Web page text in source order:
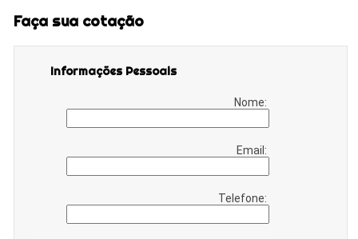
Faça sua cotação
Informações Pessoais
Nome:
Email:
Telefone: